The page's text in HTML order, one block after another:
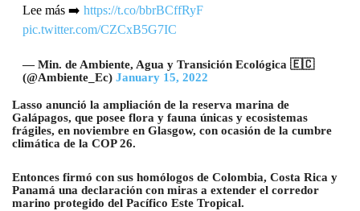
Lee más ➡️ https://t.co/bbrBCffRyF
pic.twitter.com/CZCxB5G7IC
— Min. de Ambiente, Agua y Transición Ecológica 🇪🇨
(@Ambiente_Ec) January 15, 2022
Lasso anunció la ampliación de la reserva marina de
Galápagos, que posee flora y fauna únicas y ecosistemas
frágiles, en noviembre en Glasgow, con ocasión de la cumbre
climática de la COP 26.
Entonces firmó con sus homólogos de Colombia, Costa Rica y
Panamá una declaración con miras a extender el corredor
marino protegido del Pacífico Este Tropical.